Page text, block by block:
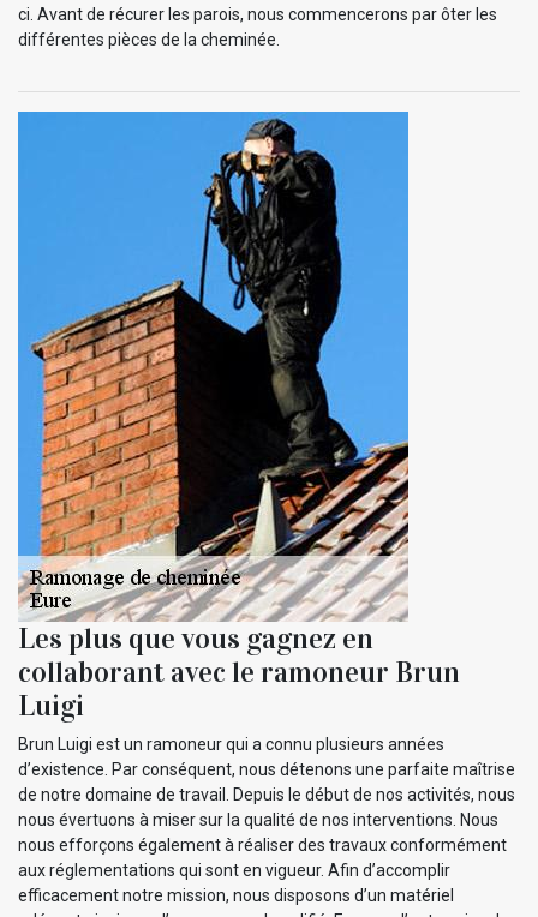
ci. Avant de récurer les parois, nous commencerons par ôter les
différentes pièces de la cheminée.
Les plus que vous gagnez en
collaborant avec le ramoneur Brun
Luigi
Brun Luigi est un ramoneur qui a connu plusieurs années
d’existence. Par conséquent, nous détenons une parfaite maîtrise
de notre domaine de travail. Depuis le début de nos activités, nous
nous évertuons à miser sur la qualité de nos interventions. Nous
nous efforçons également à réaliser des travaux conformément
aux réglementations qui sont en vigueur. Afin d’accomplir
efficacement notre mission, nous disposons d’un matériel